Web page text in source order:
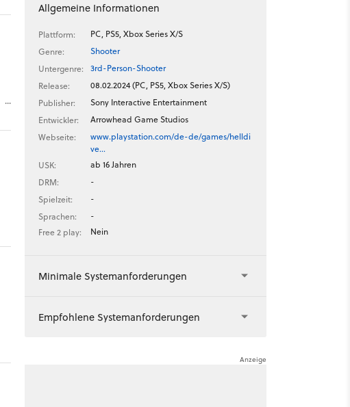
Allgemeine Informationen
Plattform:
PC, PS5, Xbox Series X/S
Genre:
Shooter
Untergenre:
3rd-Person-Shooter
Release:
08.02.2024 (PC, PS5, Xbox Series X/S)
Publisher:
Sony Interactive Entertainment
Entwickler:
Arrowhead Game Studios
Webseite:
www.playstation.com/de-de/games/helldi
ve…
USK:
ab 16 Jahren
DRM:
-
Spielzeit:
-
Sprachen:
-
Free 2 play:
Nein
Minimale Systemanforderungen
Empfohlene Systemanforderungen